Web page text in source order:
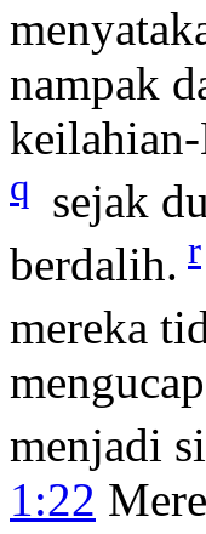
nampak
q sejak
berdalih. r
mereka
menjadi
1:22